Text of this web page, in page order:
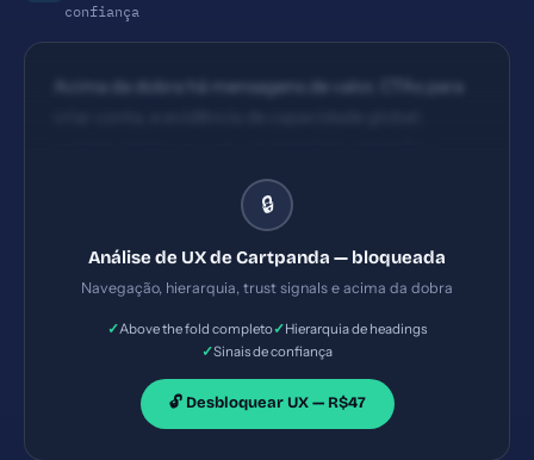
confiança
Acima da dobra há mensagens de valor, CTAs para
dentro do fold principal. A hierarquia de headings
não é totalmente clara pela amostra; necessidade
usar H1/H2 consistentes, com bullets para feature
🔒
Análise de UX de Cartpanda — bloqueada
Navegação, hierarquia, trust signals e acima da dobra
✓Above the fold completo✓Hierarquia de headings
✓Sinais de confiança
🔓 Desbloquear UX — R$47